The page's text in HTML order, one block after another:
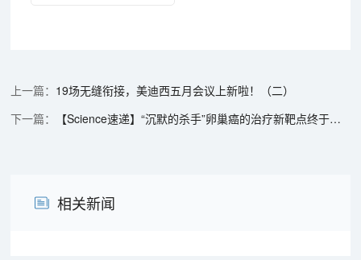
19场无缝衔接，美迪西五月会议上新啦！（二）
【Science速递】“沉默的杀手”卵巢癌的治疗新靶点终于被发现了
相关新闻